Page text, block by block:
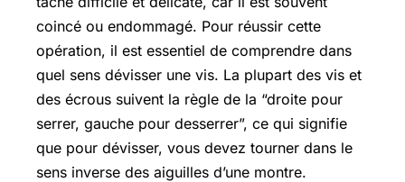
coincé ou endommagé. Pour réussir cette
opération, il est essentiel de comprendre dans
quel sens dévisser une vis. La plupart des vis et
des écrous suivent la règle de la “droite pour
serrer, gauche pour desserrer”, ce qui signifie
que pour dévisser, vous devez tourner dans le
sens inverse des aiguilles d’une montre.